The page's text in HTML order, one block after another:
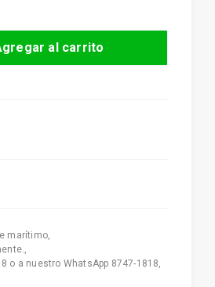
al carrito
marítimo
o a nuestro WhatsApp 8747-1818